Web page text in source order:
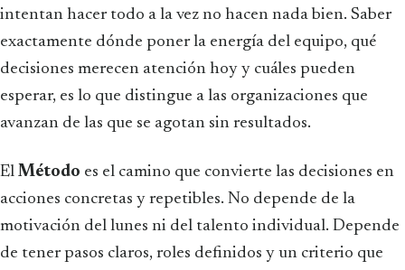
intentan hacer todo a la vez no hacen nada bien. Saber
exactamente dónde poner la energía del equipo, qué
decisiones merecen atención hoy y cuáles pueden
esperar, es lo que distingue a las organizaciones que
avanzan de las que se agotan sin resultados.
El Método es el camino que convierte las decisiones en
acciones concretas y repetibles. No depende de la
motivación del lunes ni del talento individual. Depende
de tener pasos claros, roles definidos y un criterio que